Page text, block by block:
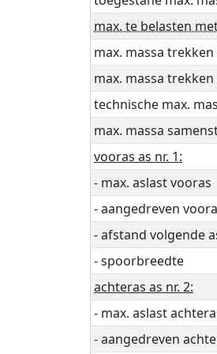
max. te belasten
max. massa
max. massa
technische max.
max. massa
vooras as nr. 1:
- max. aslast vooras
- aangedreven
- afstand volgende
- spoorbreedte
achteras as nr. 2:
- max. aslast
- aangedreven